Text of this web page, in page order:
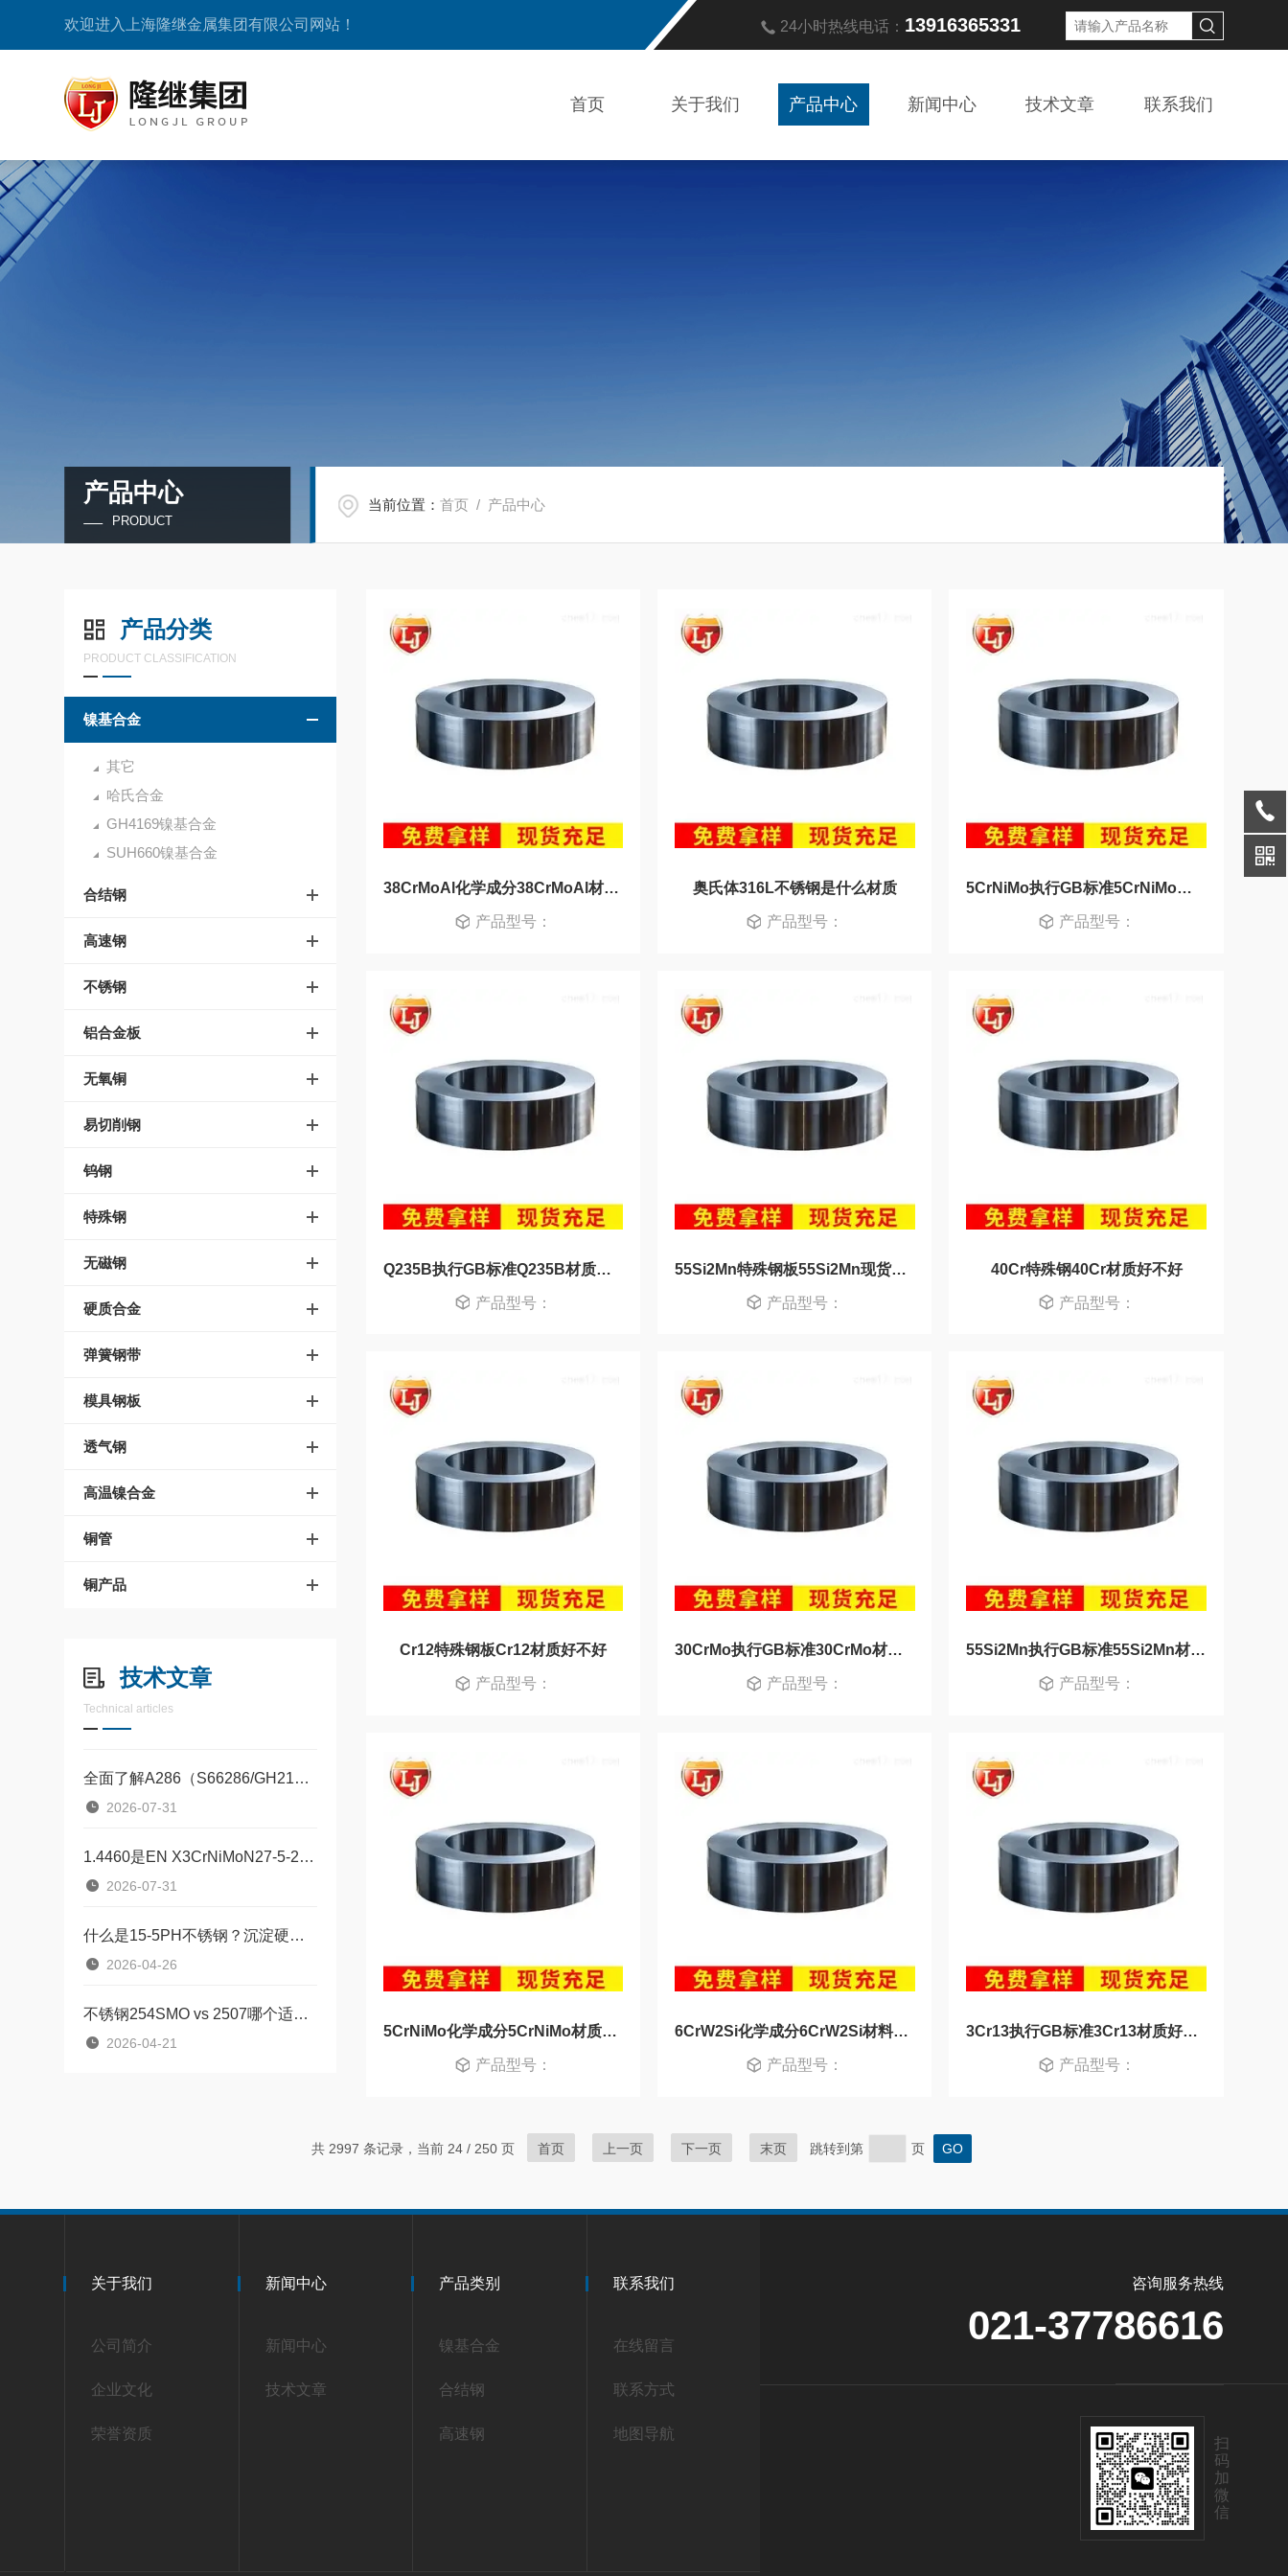
欢迎进入上海隆继金属集团有限公司网站！ 24小时热线电话： 13916365331
首页 关于我们 产品中心 新闻中心 技术文章 联系我们
产品中心
PRODUCT
当前位置：首页 / 产品中心
产品分类
PRODUCT CLASSIFICATION
镍基合金
其它
哈氏合金
GH4169镍基合金
SUH660镍基合金
合结钢
高速钢
不锈钢
铝合金板
无氧铜
易切削钢
钨钢
特殊钢
无磁钢
硬质合金
弹簧钢带
模具钢板
透气钢
高温镍合金
铜管
铜产品
技术文章
Technical articles
全面了解A286（S66286/GH2132）沉淀硬化型铁基高温合金
2026-07-31
1.4460是EN X3CrNiMoN27-5-2，UNS S31200不锈钢
2026-07-31
什么是15-5PH不锈钢？沉淀硬化型合金材料
2026-04-26
不锈钢254SMO vs 2507哪个适用于海水环境？
2026-04-21
38CrMoAl化学成分38CrMoAl材料新入库
产品型号：
奥氏体316L不锈钢是什么材质
产品型号：
5CrNiMo执行GB标准5CrNiMo材料新入库
产品型号：
Q235B执行GB标准Q235B材质好不好
产品型号：
55Si2Mn特殊钢板55Si2Mn现货供应
产品型号：
40Cr特殊钢40Cr材质好不好
产品型号：
Cr12特殊钢板Cr12材质好不好
产品型号：
30CrMo执行GB标准30CrMo材料新入库
产品型号：
55Si2Mn执行GB标准55Si2Mn材质好不好
产品型号：
5CrNiMo化学成分5CrNiMo材质好不好
产品型号：
6CrW2Si化学成分6CrW2Si材料新入库
产品型号：
3Cr13执行GB标准3Cr13材质好不好
产品型号：
共 2997 条记录，当前 24 / 250 页 首页 上一页 下一页 末页 跳转到第 页
关于我们
公司简介
企业文化
荣誉资质
新闻中心
新闻中心
技术文章
产品类别
镍基合金
合结钢
高速钢
联系我们
在线留言
联系方式
地图导航
咨询服务热线
021-37786616
扫
码
加
微
信